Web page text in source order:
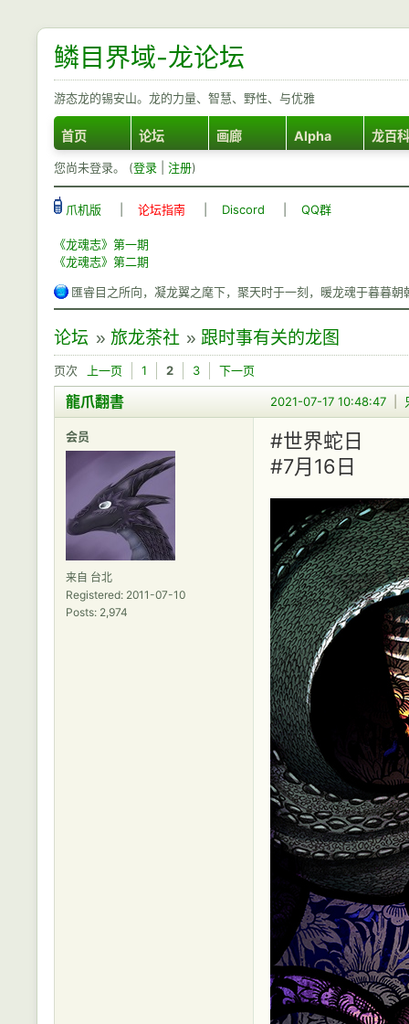
鳞目界域-龙论坛
游态龙的锡安山。龙的力量、智慧、野性、与优雅
首页 论坛 画廊 Alpha 龙百科
您尚未登录。 (登录 注册)
爪机版 论坛指南 Discord QQ群
《龙魂志》第一期
《龙魂志》第二期
匯睿目之所向，凝龙翼之麾下，聚天时于一刻，暖龙魂于暮暮朝
论坛 » 旅龙茶社 » 跟时事有关的龙图
页次 上一页 1 2 3 下一页
2021-07-17 10:48:47
龍爪翻書
会员
来自 台北
Registered: 2011-07-10
Posts: 2,974
#世界蛇日
#7月16日